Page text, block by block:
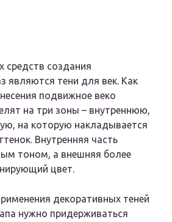
средств создания
являются тени для век. Как
подвижное веко
на три зоны – внутреннюю,
на которую накладывается
Внутренняя часть
тоном, а внешняя более
цвет.
декоративных теней
нужно придерживаться